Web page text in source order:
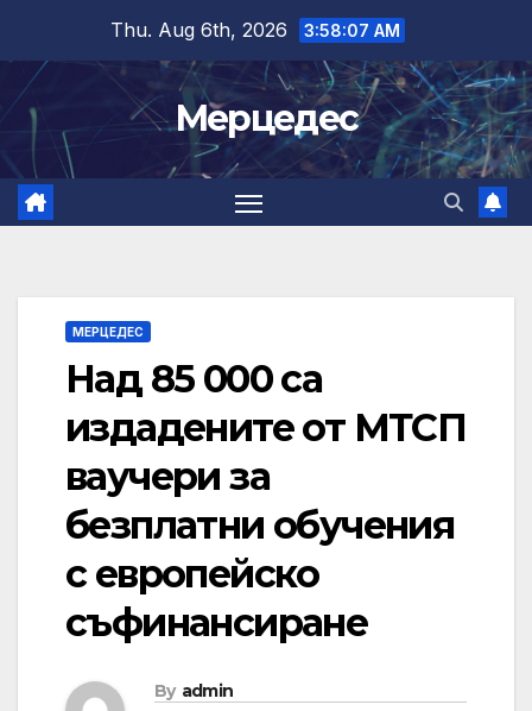
content
Thu. Aug 6th, 2026 3:58:08 AM
Мерцедес
МЕРЦЕДЕС
Над 85 000 са
издадените от МТСП
ваучери за
безплатни обучения
с европейско
съфинансиране
By admin